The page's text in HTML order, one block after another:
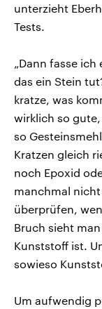
unterzieht
Tests.
„Dann fasse
das ein Stein
kratze, was
wirklich so
so
Kratzen gleich
noch Epoxid
manchmal
überprüfen,
Bruch sieht
Kunststoff ist.
sowieso
Um aufwendig